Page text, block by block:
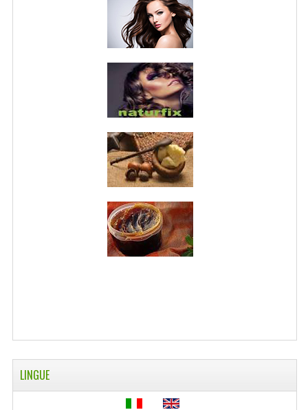
NORMATIVA PRIVACY
CONDIZIONI DI VENDITA
MAPPA DEL SITO
BUONO REGALO F.A.Q.
BUONI SCONTO
CANCELLA NEWSLETTER
BLOG
FREE-INFO
PIANTE
CAPELLI
OLI ESSENZIALI
LINGUE